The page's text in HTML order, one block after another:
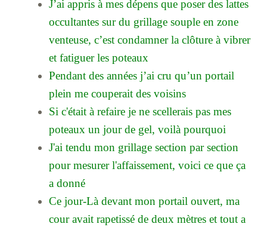
J’ai appris à mes dépens que poser des lattes
occultantes sur du grillage souple en zone
venteuse, c’est condamner la clôture à vibrer
et fatiguer les poteaux
Pendant des années j’ai cru qu’un portail
plein me couperait des voisins
Si c'était à refaire je ne scellerais pas mes
poteaux un jour de gel, voilà pourquoi
J'ai tendu mon grillage section par section
pour mesurer l'affaissement, voici ce que ça
a donné
Ce jour-Là devant mon portail ouvert, ma
cour avait rapetissé de deux mètres et tout a